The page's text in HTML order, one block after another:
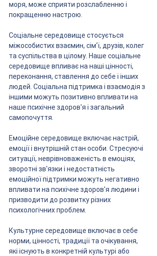
моря, може сприяти розслабленню і
покращенню настрою.
Соціальне середовище стосується
міжособистих взаємин, сім'ї, друзів, колег
та суспільства в цілому. Наше соціальне
середовище впливає на наші цінності,
переконання, ставлення до себе і інших
людей. Соціальна підтримка і взаємодія з
іншими можуть позитивно впливати на
наше психічне здоров'я і загальний
самопочуття.
Емоційне середовище включає настрій,
емоції і внутрішній стан особи. Стресуючі
ситуації, неврівноваженість в емоціях,
зворотні зв'язки і недостатність
емоційної підтримки можуть негативно
впливати на психічне здоров'я людини і
призводити до розвитку різних
психологічних проблем.
Культурне середовище включає в себе
норми, цінності, традиції та очікування,
які існують в конкретній культурі або